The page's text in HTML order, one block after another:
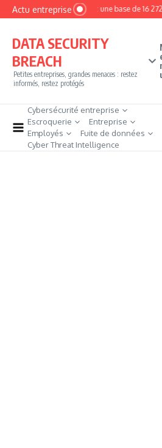
Aller au contenu
Actu entrepriseMyPhoto : une base de 16 272
DATA SECURITY
BREACH
Petites entreprises, grandes menaces : restez
informés, restez protégés
Cybersécurité entreprise
Escroquerie
Entreprise
Employés
Fuite de données
Cyber Threat Intelligence